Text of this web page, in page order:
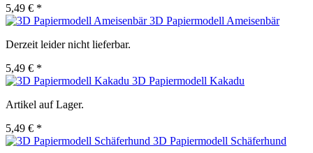
5,49 € *
3D Papiermodell Ameisenbär
Derzeit leider nicht lieferbar.
5,49 € *
3D Papiermodell Kakadu
Artikel auf Lager.
5,49 € *
3D Papiermodell Schäferhund